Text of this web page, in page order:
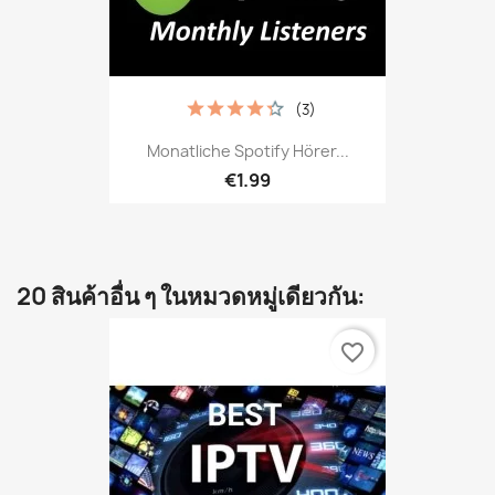
Monatliche Spotify Hörer...
€1.99
(3)
20 สินค้าอื่น ๆ ในหมวดหมู่เดียวกัน:
favorite_border